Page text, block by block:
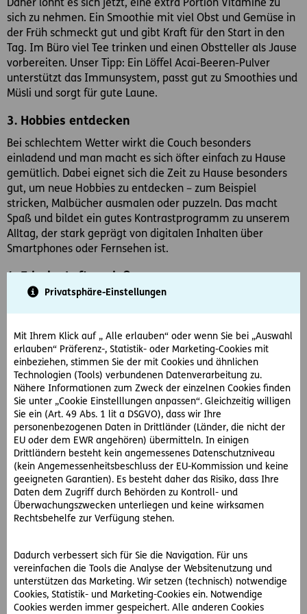
Privatsphäre-Einstellungen
Mit Ihrem Klick auf „ Alle erlauben“ oder wenn Sie bei „Auswahl
erlauben“ Präferenz-, Statistik- oder Marketing-Cookies mit
einbeziehen, stimmen Sie der mit Cookies und ähnlichen
Technologien (Tools) verbundenen Datenverarbeitung zu.
Nähere Informationen zum Zweck der einzelnen Cookies finden
Sie unter „Cookie Einstelllungen anpassen“. Gleichzeitig willigen
Sie ein (Art. 49 Abs. 1 lit a DSGVO), dass wir Ihre
personenbezogenen Daten in Drittländer (Länder, die nicht der
EU oder dem EWR angehören) übermitteln. In einigen
Drittländern besteht kein angemessenes Datenschutzniveau
(kein Angemessenheitsbeschluss der EU-Kommission und keine
geeigneten Garantien). Es besteht daher das Risiko, dass Ihre
Daten dem Zugriff durch Behörden zu Kontroll- und
Überwachungszwecken unterliegen und keine wirksamen
Rechtsbehelfe zur Verfügung stehen.
Dadurch verbessert sich für Sie die Navigation. Für uns
vereinfachen die Tools die Analyse der Websitenutzung und
unterstützen das Marketing. Wir setzen (technisch) notwendige
Cookies, Statistik- und Marketing-Cookies ein. Notwendige
Cookies werden immer gespeichert. Alle anderen Cookies
Daher lohnt es sich jetzt, eine extra Portion Vitamine zu
sich zu nehmen. Ein Smoothie mit viel Obst und Gemüse in
der Früh schmeckt gut und gibt Kraft für den Start in den
Tag. Im Büro viel Tee trinken und einen Obstteller als Jause
vorbereiten. Unser Tipp: Ein Löffel Acai-Beeren-Pulver
unterstützt das Immunsystem, passt gut zu Smoothies und
Müsli und sorgt für gute Laune.
3. Hobbies entdecken
Bei schlechtem Wetter wirkt die Couch besonders
einladend und man macht es sich öfter einfach zu Hause
gemütlich. Dabei eignet sich die Zeit zu Hause besonders
gut, um neue Hobbies zu entdecken – zum Beispiel
stricken, Malbücher ausmalen oder puzzeln. Das macht
Spaß und bildet ein gutes Kontrastprogramm zu unserem
Alltag, der stark geprägt von digitalen Inhalten über
Smartphones oder Fernsehen ist.
4. Frische Luft genießen
Die kalte, feuchte Luft hat auch Vorteile: Allergiker können
nun endlich wieder aufatmen. Die Pollenzeit ist für dieses
Jahr vorbei. Also warm einpacken, raus in die Natur und die
frische Luft genießen!
5. Zeit für Weihnachtsstimmung
Endlich öffnen dieWeihnachtsmärktewieder ihre Pforten.
Was gibt es Schöneres als dort zu flanieren, vielleicht schon
das eine oder andere Weihnachtsgeschenk zu besorgen
und weihnachtliche Köstlichkeiten zu genießen? Der Duft
von Orangen wirkt nachweislich stimmungsaufhellend und
Zimt stärkt das Immunsystem. Durch das Funkeln und die
bunten Farben der Weihnachtsmärkte fällt das schlechte
Wetter gar nicht so sehr auf – Zeit also, dass
Weihnachtsstimmung aufkommt!
Tipps – kommen Sie gut durch die kalte Jahreszeit!